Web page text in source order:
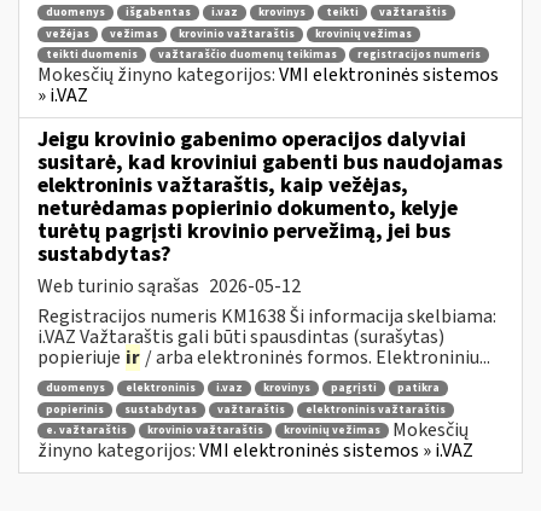
duomenys išgabentas i.vaz krovinys teikti
važtaraštis
vežėjas
vežimas krovinio važtaraštis
krovinių vežimas
teikti duomenis
važtaraščio duomenų teikimas registracijos numeris
Mokesčių žinyno kategorijos:VMI elektroninės sistemos
» i.VAZ
Jeigu krovinio gabenimo operacijos dalyviai
susitarė, kad kroviniui gabenti bus naudojamas
elektroninis važtaraštis, kaip vežėjas,
neturėdamas popierinio dokumento, kelyje
turėtų pagrįsti krovinio pervežimą, jei bus
sustabdytas?
Web turinio sąrašas 2026-05-12
Registracijos numeris KM1638 Ši informacija skelbiama:
i.VAZ Važtaraštis gali būti spausdintas (surašytas)
popieriuje ir / arba elektroninės formos. Elektroniniu...
duomenys elektroninis i.vaz krovinys pagrįsti
patikra
popierinis
sustabdytas važtaraštis
elektroninis važtaraštis
e. važtaraštis
krovinio važtaraštis krovinių vežimas
Mokesčių
žinyno kategorijos:VMI elektroninės sistemos » i.VAZ